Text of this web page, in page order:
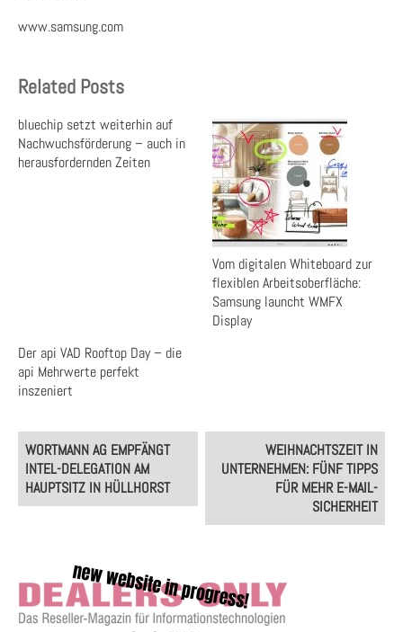
www.samsung.com
Related Posts
bluechip setzt weiterhin auf
Nachwuchsförderung – auch in
herausfordernden Zeiten
Vom digitalen Whiteboard zur
flexiblen Arbeitsoberfläche:
Samsung launcht WMFX
Display
Der api VAD Rooftop Day – die
api Mehrwerte perfekt
inszeniert
Post
navigation
WORTMANN AG EMPFÄNGT
INTEL-DELEGATION AM
HAUPTSITZ IN HÜLLHORST
WEIHNACHTSZEIT IN
UNTERNEHMEN: FÜNF TIPPS
FÜR MEHR E-MAIL-
SICHERHEIT